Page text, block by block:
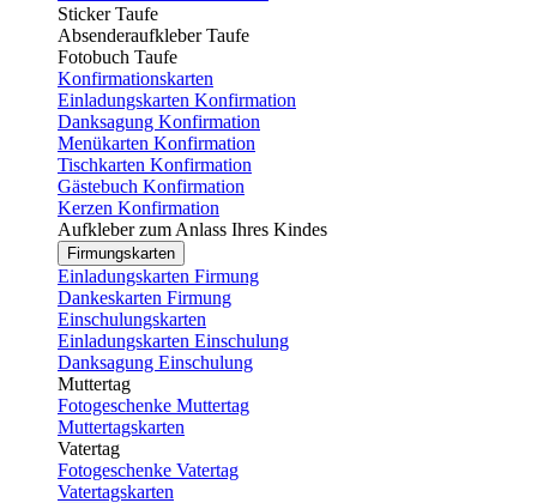
Sticker Taufe
Absenderaufkleber Taufe
Fotobuch Taufe
Konfirmationskarten
Einladungskarten Konfirmation
Danksagung Konfirmation
Menükarten Konfirmation
Tischkarten Konfirmation
Gästebuch Konfirmation
Kerzen Konfirmation
Aufkleber zum Anlass Ihres Kindes
Firmungskarten
Einladungskarten Firmung
Dankeskarten Firmung
Einschulungskarten
Einladungskarten Einschulung
Danksagung Einschulung
Muttertag
Fotogeschenke Muttertag
Muttertagskarten
Vatertag
Fotogeschenke Vatertag
Vatertagskarten